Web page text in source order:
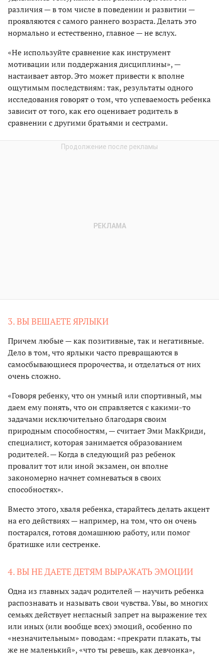
различия — в том числе в поведении и развитии —
проявляются с самого раннего возраста. Делать это
нормально и естественно, главное — не вслух.
«Не используйте сравнение как инструмент
мотивации или поддержания дисциплины», —
настаивает автор. Это может привести к вполне
ощутимым последствиям: так, результаты одного
исследования говорят о том, что успеваемость ребенка
зависит от того, как его оценивает родитель в
сравнении с другими братьями и сестрами.
3. ВЫ ВЕШАЕТЕ ЯРЛЫКИ
Причем любые — как позитивные, так и негативные.
Дело в том, что ярлыки часто превращаются в
самосбывающиеся пророчества, и отделаться от них
очень сложно.
«Говоря ребенку, что он умный или спортивный, мы
даем ему понять, что он справляется с какими-то
задачами исключительно благодаря своим
природным способностям, — считает Эми МакКриди,
специалист, которая занимается образованием
родителей. — Когда в следующий раз ребенок
провалит тот или иной экзамен, он вполне
закономерно начнет сомневаться в своих
способностях».
Вместо этого, хваля ребенка, старайтесь делать акцент
на его действиях — например, на том, что он очень
постарался, готовя домашнюю работу, или помог
братишке или сестренке.
4. ВЫ НЕ ДАЕТЕ ДЕТЯМ ВЫРАЖАТЬ ЭМОЦИИ
Одна из главных задач родителей — научить ребенка
распознавать и называть свои чувства. Увы, во многих
семьях действует негласный запрет на выражение тех
или иных (или вообще всех) эмоций, особенно по
«незначительным» поводам: «прекрати плакать, ты
же не маленький», «что ты ревешь, как девчонка»,